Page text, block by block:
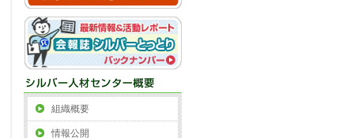
組織概要
情報公開